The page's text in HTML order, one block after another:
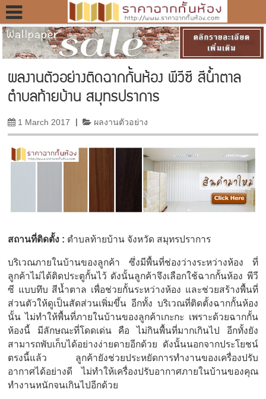
ผลงานตัวอย่างติดฉากกั้นห้อง พีวีซี สีน้ำตาล
ตำบลท้ายบ้าน สมุทรปราการ
1 March 2017 ผลงานตัวอย่าง
สถานที่ติดตั้ง : ตำบลท้ายบ้าน จังหวัด สมุทรปราการ
บริเวณภายในบ้านของลูกค้า ซึ่งมีพื้นที่ช่องว่างระหว่างห้อง ที่
ลูกค้าไม่ได้ติดประตูกั้นไว้ ดังนั้นลูกค้าจึงเลือกใช้ฉากกั้นห้อง พีวี
ซี แบบทึบ สีน้ำตาล เพื่อช่วยกั้นระหว่างห้อง และช่วยสร้างพื้นที่
ส่วนตัวให้ดูเป็นสัดส่วนเพิ่มขึ้น อีกทั้ง บริเวณที่ติดตั้งฉากกั้นห้อง
นั้น ไม่ทำให้พื้นที่ภายในบ้านของลูกค้าเกะกะ เพราะด้วยฉากกั้น
ห้องนี้ มีลักษณะที่โดดเด่น คือ ไม่กินพื้นที่มากเกินไป อีกทั้งยัง
สามารถพับเก็บได้อย่างง่ายดายอีกด้วย ดังนั้นนอกจากประโยชน์
ตรงนี้แล้ว ลูกค้ายังช่วยประหยัดการทำงานของเครื่องปรับ
อากาศได้อย่างดี ไม่ทำให้เครื่องปรับอากาศภายในบ้านของคุณ
ทำงานหนักจนเกินไปอีกด้วย